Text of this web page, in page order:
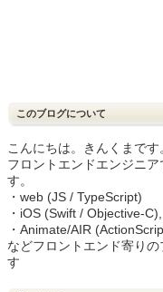
このブログについて
こんにちは。きんくまです
フロントエンドエンジニ
す。
・web (JS / TypeScript)
・iOS (Swift / Objective-C),
・Animate/AIR
などフロントエンド寄り
す